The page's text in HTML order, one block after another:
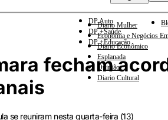
DP Auto
DP +Saúde
DP +Educação
Diario Mulher
Economia e Negócios
Diario Econômico
Esplanada
Opinião
Diario Cultural
fecham
se reuniram nesta quarta-feira (13)